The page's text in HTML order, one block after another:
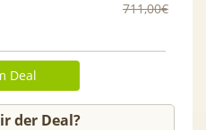
711,00€
Deal
der Deal?